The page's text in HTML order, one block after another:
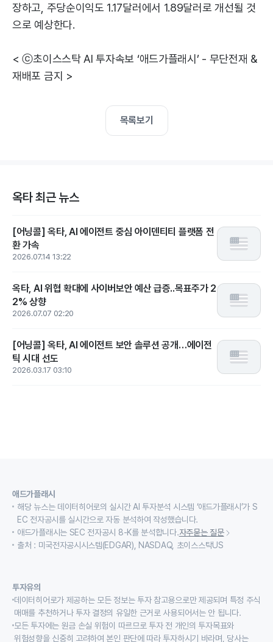
장하고, 주당순이익도 1.17달러에서 1.89달러로 개선될 것
으로 예상한다.
< ⓒ초이스스탁 AI 투자속보 ‘애드가플래시’ - 무단전재 &
재배포 금지 >
목록보기
옥타 최근 뉴스
[어닝콜] 옥타, AI 에이전트 중심 아이덴티티 플랫폼 전
환 가속
2026.07.14 13:22
옥타, AI 위협 확대에 사이버보안 예산 급증..목표주가 2
2% 상향
2026.07.07 02:20
[어닝콜] 옥타, AI 에이전트 보안 솔루션 공개…에이전
틱 시대 선도
2026.03.17 03:10
애드가플래시
해당 뉴스는 데이터히어로의 실시간 AI 투자분석 시스템 ‘애드가플래시’가 S
EC 전자공시를 실시간으로 자동 분석하여 작성했습니다.
애드가플래시는 SEC 전자공시 8-K를 분석합니다.자주묻는 질문
출처 : 미국전자공시시스템(EDGAR), NASDAQ, 초이스스탁US
투자유의
데이터히어로가 제공하는 모든 정보는 투자 참고용으로만 제공되며 특정 주식
매매를 추천하거나 투자 결정의 유일한 근거로 사용되어서는 안 됩니다.
모든 투자에는 원금 손실 위험이 따르므로 투자 전 개인의 투자목표와
위험성향을 신중히 고려하여 본인 판단에 따라 투자하시기 바라며, 당사는